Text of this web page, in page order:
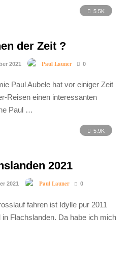
5.5K
der Zeit ?
2021 Paul Launer 0
Paul Aubele hat vor einiger Zeit
Reisen einen interessanten
Paul …
5.9K
2021
2021 Paul Launer 0
fahren ist Idylle pur 2011
Flachslanden. Da habe ich mich